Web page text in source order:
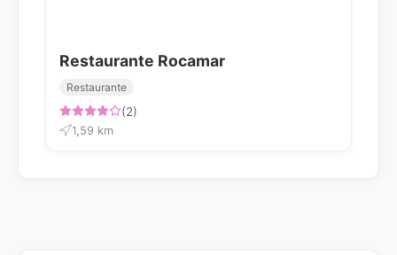
Restaurante Rocamar
Restaurante
(2)
1,59 km